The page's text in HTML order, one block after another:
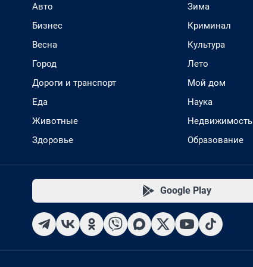
Авто
Бизнес
Весна
Город
Дороги и транспорт
Еда
Животные
Здоровье
Зима
Криминал
Культура
Лето
Мой дом
Наука
Недвижимость
Образование
Google Play